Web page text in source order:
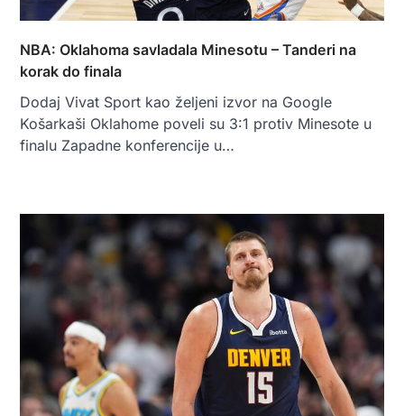
NBA: Oklahoma savladala Minesotu – Tanderi na
korak do finala
Dodaj Vivat Sport kao željeni izvor na Google
Košarkaši Oklahome poveli su 3:1 protiv Minesote u
finalu Zapadne konferencije u…